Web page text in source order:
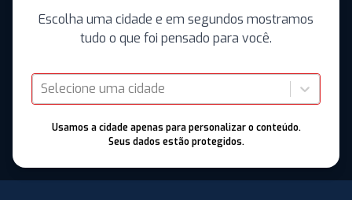
Escolha uma cidade e em segundos mostramos
tudo o que foi pensado para você.
Selecione uma cidade
Usamos a cidade apenas para personalizar o conteúdo.
Seus dados estão protegidos.